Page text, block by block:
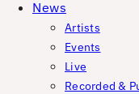
News
Artists
Events
Live
Recorded &